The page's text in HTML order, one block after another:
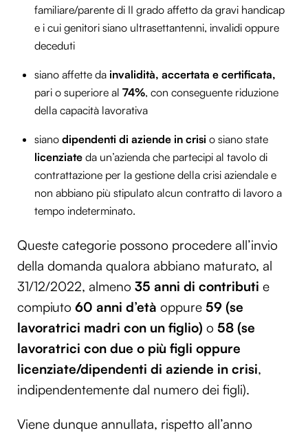
familiare/parente di II grado affetto da gravi handicap
e i cui genitori siano ultrasettantenni, invalidi oppure
deceduti
siano affette da invalidità, accertata e certificata,
pari o superiore al 74%, con conseguente riduzione
della capacità lavorativa
siano dipendenti di aziende in crisi o siano state
licenziate da un’azienda che partecipi al tavolo di
contrattazione per la gestione della crisi aziendale e
non abbiano più stipulato alcun contratto di lavoro a
tempo indeterminato.
Queste categorie possono procedere all’invio
della domanda qualora abbiano maturato, al
31/12/2022, almeno 35 anni di contributi e
compiuto 60 anni d’età oppure 59 (se
lavoratrici madri con un figlio) o 58 (se
lavoratrici con due o più figli oppure
licenziate/dipendenti di aziende in crisi,
indipendentemente dal numero dei figli).
Viene dunque annullata, rispetto all’anno